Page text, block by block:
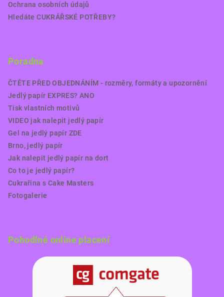
Ochrana osobních údajů
Hledáte CUKRÁŘSKÉ POTŘEBY?
Poradna
ČTĚTE PŘED OBJEDNÁNÍM - rozměry, formáty a upozornění
Jedlý papír EXPRES? ANO
Tisk vlastních motivů
VIDEO jak nalepit jedlý papír
Gel na jedlý papír ZDE
Brno, jedlý papír
Jak nalepit jedlý papír na dort
Co to je jedlý papír?
Cukrařina s Cake Masters
Fotogalerie
Pohodlné online placení